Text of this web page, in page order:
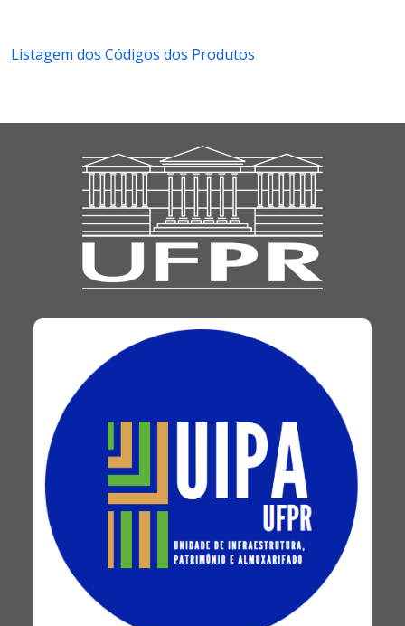
Listagem dos Códigos dos Produtos